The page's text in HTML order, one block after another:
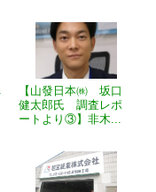
【山發日本㈱ 坂口
健太郎氏 調査レポ
ートより③】非木...